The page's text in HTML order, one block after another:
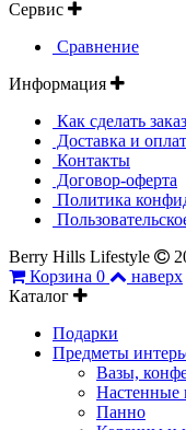
Сервис
Сравнение
Информация
Как сделать заказ
Доставка и
Контакты
Договор-оферта
Политика
Berry Hills Lifestyle
Корзина 0
наверх
Каталог
Подарки
Предметы
Вазы,
Настенные
Панно